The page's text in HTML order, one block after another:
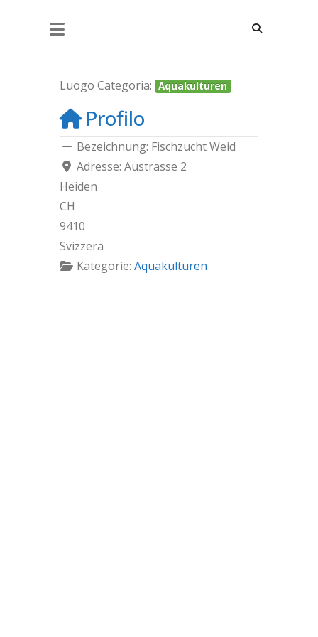
FISCHZUCHT WEID
Luogo Categoria: Aquakulturen
Profilo
Bezeichnung: Fischzucht Weid
Adresse: Austrasse 2
Heiden
CH
9410
Svizzera
Kategorie: Aquakulturen